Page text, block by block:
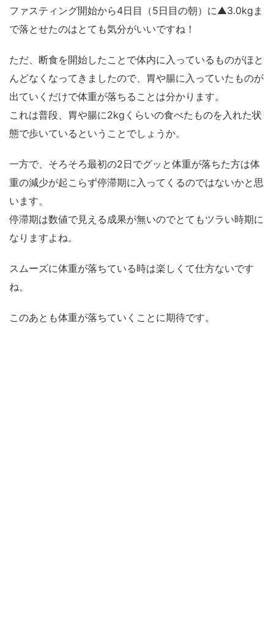
ファスティング開始から4日目（5日目の朝）に▲3.0kgま
で落とせたのはとても気分がいいですね！
ただ、断食を開始したことで体内に入っているものがほと
んどなくなってきましたので、胃や腸に入っていたものが
出ていくだけで体重が落ちることは分かります。
これは普段、胃や腸に2kgくらいの食べたものを入れた状
態で歩いているということでしょうか。
一方で、そろそろ最初の2日でグッと体重が落ちた方は体
重の減少が起こらず停滞期に入ってくるのではないかと思
います。
停滞期は数値で見える成果が無いのでとてもツラい時期に
なりますよね。
スムーズに体重が落ちている時は楽しくて仕方ないです
ね。
このあとも体重が落ちていくことに期待です。